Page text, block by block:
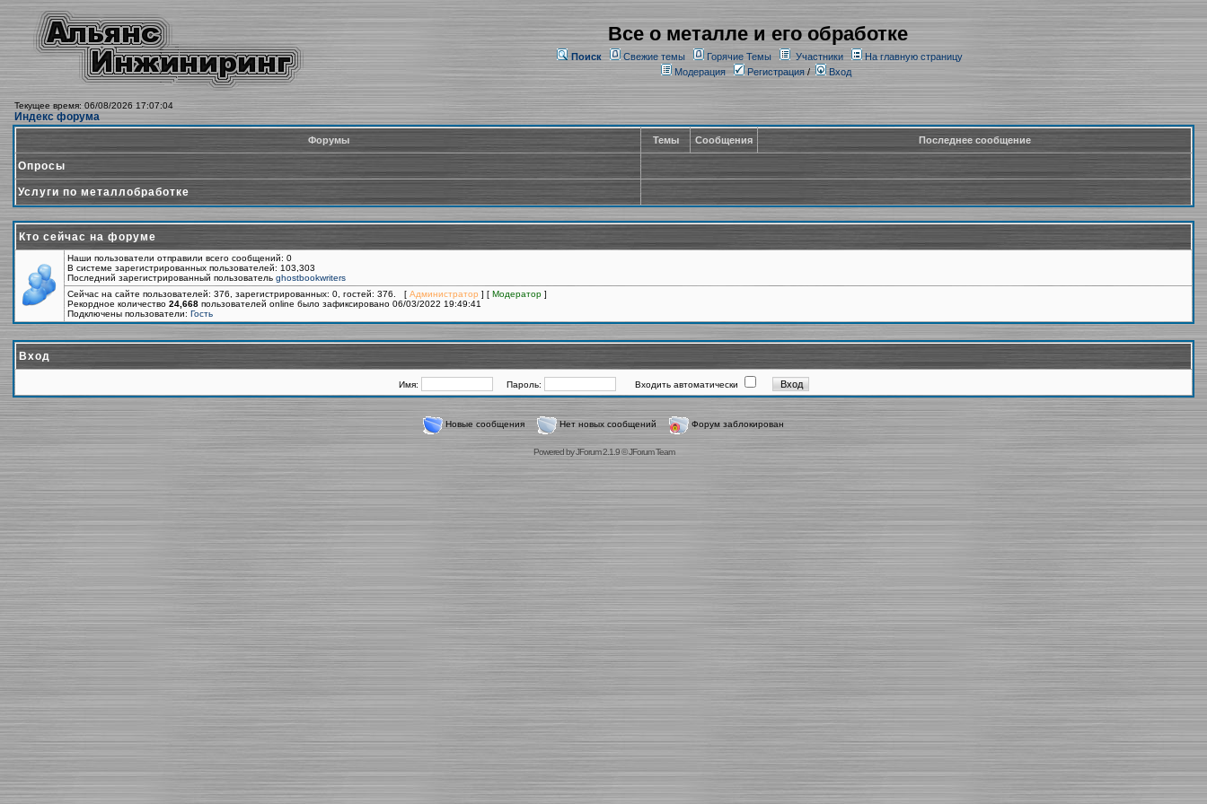
Все о металле и его обработке
Поиск Свежие темы Горячие Темы Участники
На главную страницу
Модерация
Регистрация/ Вход
Текущее время: 06/08/2026 17:07:04
Индекс форума
Форумы Темы Сообщения Последнее сообщение
Опросы
Услуги по металлобработке
Кто сейчас на форуме
Наши пользователи отправили всего сообщений: 0
В системе зарегистрированных пользователей: 103,303
Последний зарегистрированный пользователь ghostbookwriters
Сейчас на сайте пользователей: 376, зарегистрированных: 0, гостей: 376. [ Администратор ] [ Модератор ]
Рекордное количество 24,668 пользователей online было зафиксировано 06/03/2022 19:49:41
Подключены пользователи: Гость
Вход
Имя: Пароль: Входить автоматически
Новые сообщения Нет новых сообщений Форум заблокирован
Powered byJForum 2.1.9©JForum Team